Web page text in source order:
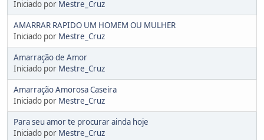
Iniciado por Mestre_Cruz
AMARRAR RAPIDO UM HOMEM OU MULHER
Iniciado por Mestre_Cruz
Amarração de Amor
Iniciado por Mestre_Cruz
Amarração Amorosa Caseira
Iniciado por Mestre_Cruz
Para seu amor te procurar ainda hoje
Iniciado por Mestre_Cruz